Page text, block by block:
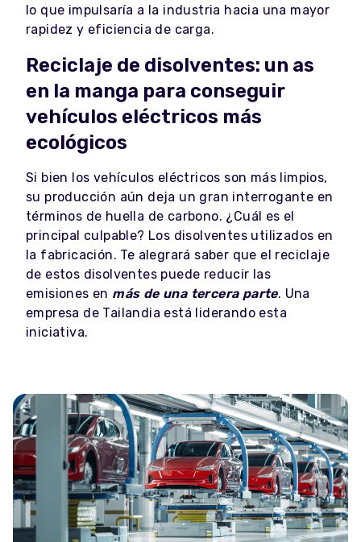
lo que impulsaría a la industria hacia una mayor
rapidez y eficiencia de carga.
Reciclaje de disolventes: un as
en la manga para conseguir
vehículos eléctricos más
ecológicos
Si bien los vehículos eléctricos son más limpios,
su producción aún deja un gran interrogante en
términos de huella de carbono. ¿Cuál es el
principal culpable? Los disolventes utilizados en
la fabricación. Te alegrará saber que el reciclaje
de estos disolventes puede reducir las
emisiones en más de una tercera parte. Una
empresa de Tailandia está liderando esta
iniciativa.